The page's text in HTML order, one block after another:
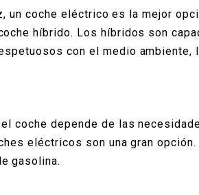
coche eléctrico es la mejor
híbrido. Los híbridos son
con el medio ambiente,
coche depende de las
eléctricos son una gran
gasolina.